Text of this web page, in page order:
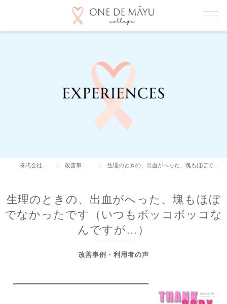
改善事例・利用者の声 生理のときの、出血がへった、塊もほぼでなかったです（いつもボッコボッコなんですが…）
改善事例・利用者の声
生理のときの、出血がへった、塊もほぼ
でなかったです（いつもボッコボッコな
んですが…）